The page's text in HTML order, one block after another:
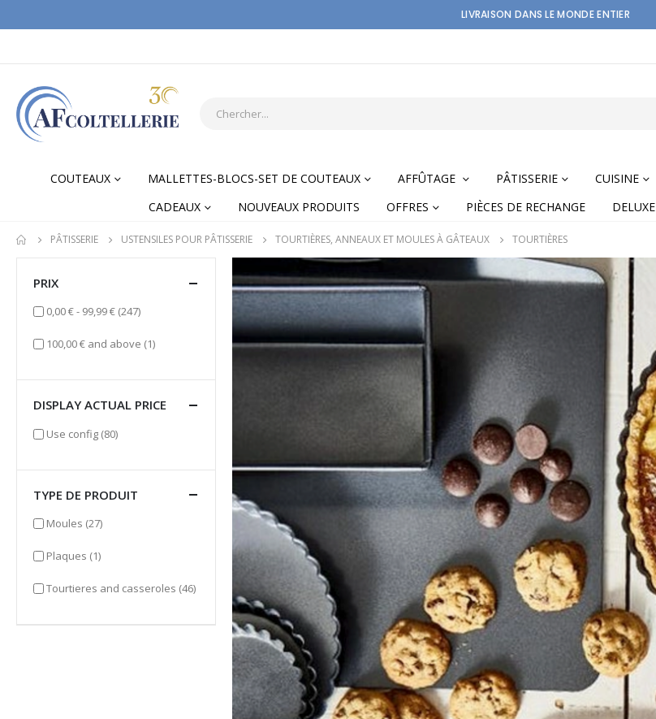
LIVRAISON DANS LE MONDE ENTIER
COUTEAUX MALLETTES-BLOCS-SET DE COUTEAUX AFFÛTAGE PÂTISSERIE CUISINE
CADEAUX
NOUVEAUX PRODUITS OFFRES PIÈCES DE RECHANGE DELUXE
PÂTISSERIE USTENSILES POUR PÂTISSERIE TOURTIÈRES, ANNEAUX ET MOULES À GÂTEAUX TOURTIÈRES
PRIX
0,00 €- 99,99 € (247)items
100,00 € and above (1)item
DISPLAY ACTUAL PRICE
Use config (80)items
TYPE DE PRODUIT
Moules (27)items
Plaques (1)item
Tourtieres and casseroles (46)items